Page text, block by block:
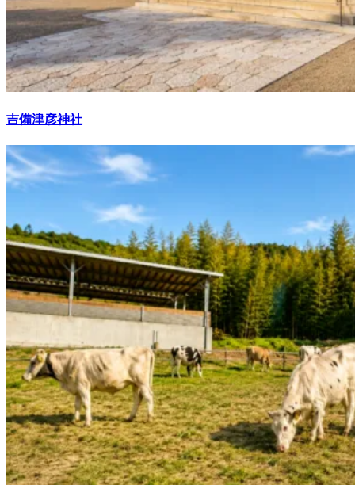
吉備津彦神社